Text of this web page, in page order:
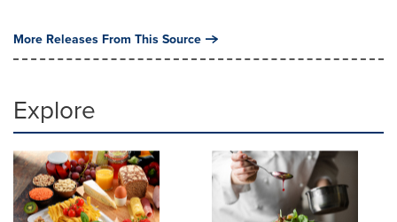
More Releases From This Source
Explore